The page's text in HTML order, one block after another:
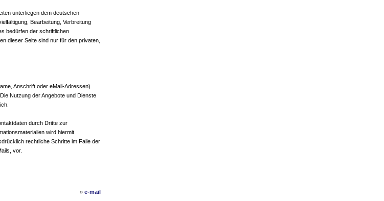
unterliegen dem deutschen
Bearbeitung, Verbreitung
bedürfen der schriftlichen
dieser Seite sind nur für den privaten,
Anschrift oder eMail-Adressen)
Nutzung der Angebote und Dienste
durch Dritte zur
wird hiermit
rechtliche Schritte im Falle der
vor.
» e-mail